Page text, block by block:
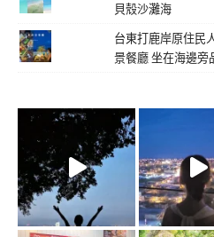
貝殼沙灘海
台東打鹿岸原住民
景餐廳 坐在海邊旁